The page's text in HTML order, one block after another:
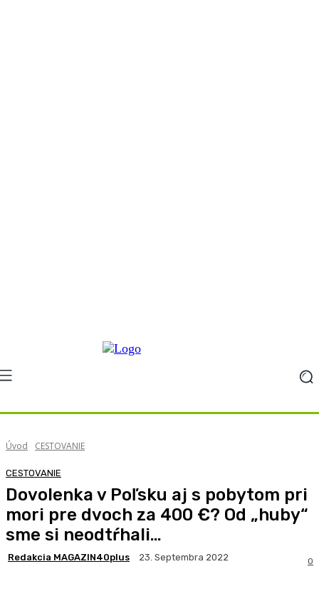
Úvod CESTOVANIE
CESTOVANIE
Dovolenka v Poľsku aj s pobytom pri
mori pre dvoch za 400 €? Od „huby“
sme si neodtŕhali…
Redakcia MAGAZIN40plus 23. Septembra 2022 0